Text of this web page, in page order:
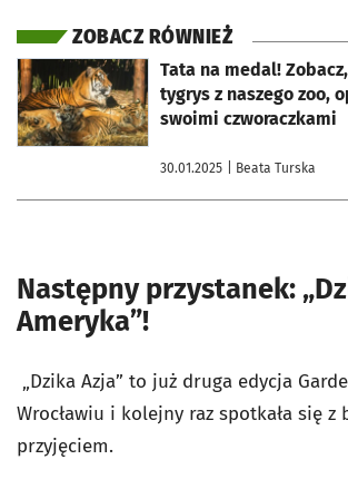
ZOBACZ RÓWNIEŻ
Tata na medal!
tygrys z naszego zoo,
swoimi czworaczkami
30.01.2025 | Beata Turska
otworzy się w nowej karcie
Następny przystanek:
Ameryka”!
„Dzika Azja” to już druga edycja
Wrocławiu i kolejny raz spotkała się z
przyjęciem.